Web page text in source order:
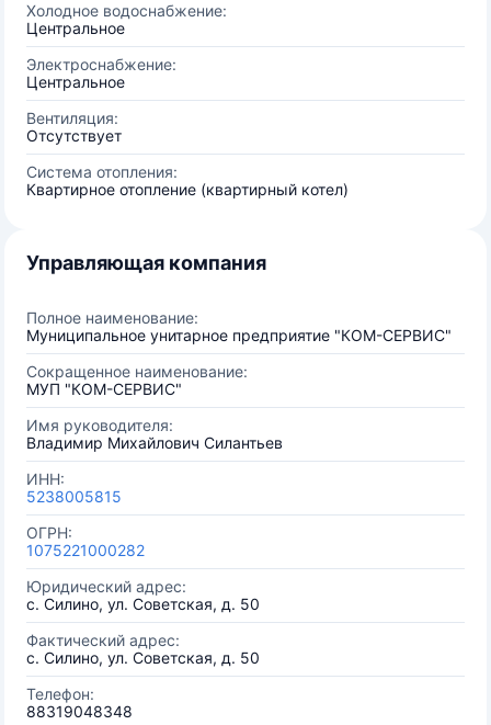
Холодное водоснабжение:
Центральное
Электроснабжение:
Центральное
Вентиляция:
Отсутствует
Система отопления:
Квартирное отопление (квартирный котел)
Управляющая компания
Полное наименование:
Муниципальное унитарное предприятие "КОМ-СЕРВИС"
Сокращенное наименование:
МУП "КОМ-СЕРВИС"
Имя руководителя:
Владимир Михайлович Силантьев
ИНН:
5238005815
ОГРН:
1075221000282
Юридический адрес:
с. Силино, ул. Советская, д. 50
Фактический адрес:
с. Силино, ул. Советская, д. 50
Телефон:
88319048348